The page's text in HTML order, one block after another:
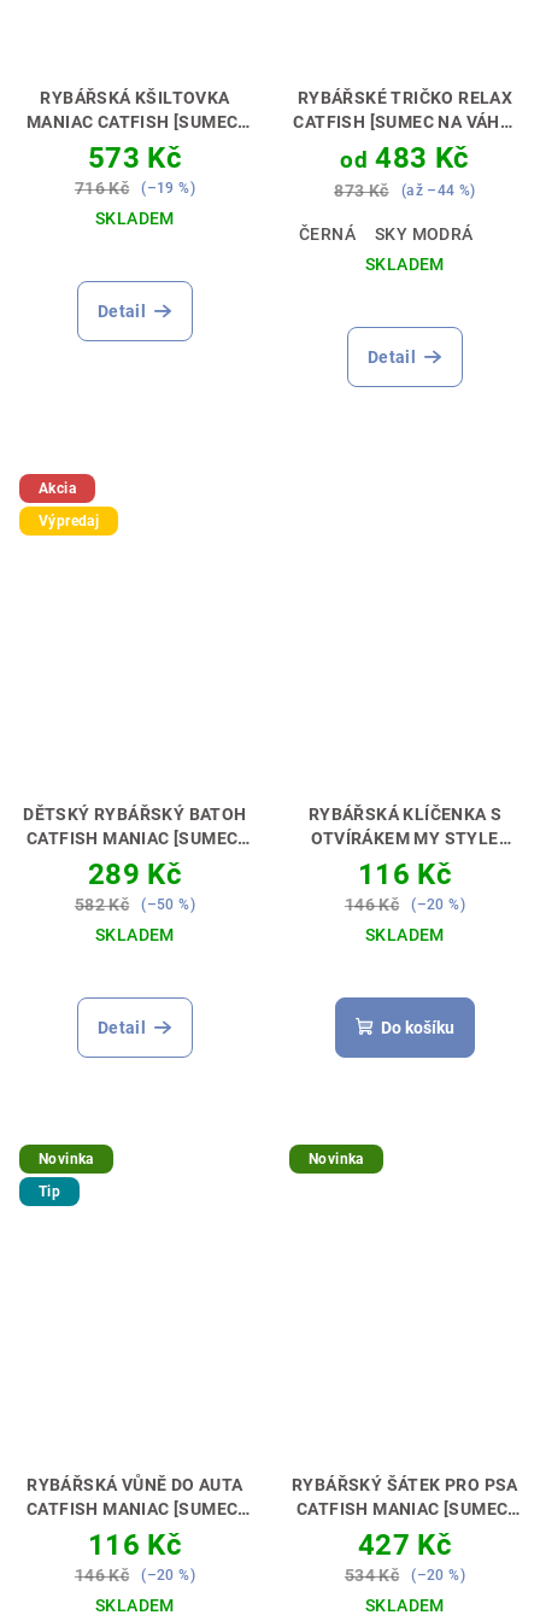
RYBÁŘSKÁ KŠILTOVKA
MANIAC CATFISH [SUMEC]
PRO SUMCOVÉ MANIAKY 🧢
😎
573 Kč
716 Kč (–19 %)
SKLADEM
hodnocení
produktu
Detail
RYBÁŘSKÉ TRIČKO RELAX
CATFISH [SUMEC NA VÁHU]
RYBAŘINA JE RELAX🎣🌊
od 483 Kč
873 Kč (až –44 %)
ČERNÁ
SKY MODRÁ
SKLADEM
hodnocení
produktu
Detail
Akcia
Výpredaj
DĚTSKÝ RYBÁŘSKÝ BATOH
CATFISH MANIAC [SUMEC]
PERFEKTNÍ DÁREK PRO
MALÉHO SUMCAŘE🎁💝
289 Kč
582 Kč (–50 %)
SKLADEM
Detail
RYBÁŘSKÁ KLÍČENKA S
OTVÍRÁKEM MY STYLE
CATFISH FISHING
[SUMCAŘ]PERFEKTNÍ
DÁREK PRO RYBÁŘE 🎣🎁
116 Kč
146 Kč (–20 %)
SKLADEM
Do košíku
Novinka
Tip
RYBÁŘSKÁ VŮNĚ DO AUTA
CATFISH MANIAC [SUMEC]
AŤ TI VONÍ KÁRA 🚗🎣
116 Kč
146 Kč (–20 %)
SKLADEM
Novinka
RYBÁŘSKÝ ŠÁTEK PRO PSA
CATFISH MANIAC [SUMEC]
DOKONALÁ PRO TVÉHO
ČTYŘNOHÉHO PARŤÁKA 🐶
🎣
427 Kč
534 Kč (–20 %)
SKLADEM